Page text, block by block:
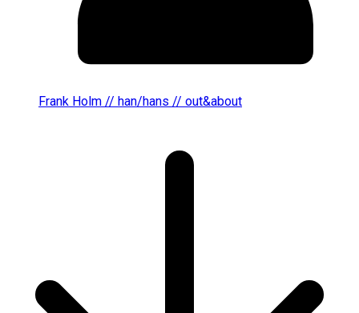
Frank Holm // han/hans // out&about